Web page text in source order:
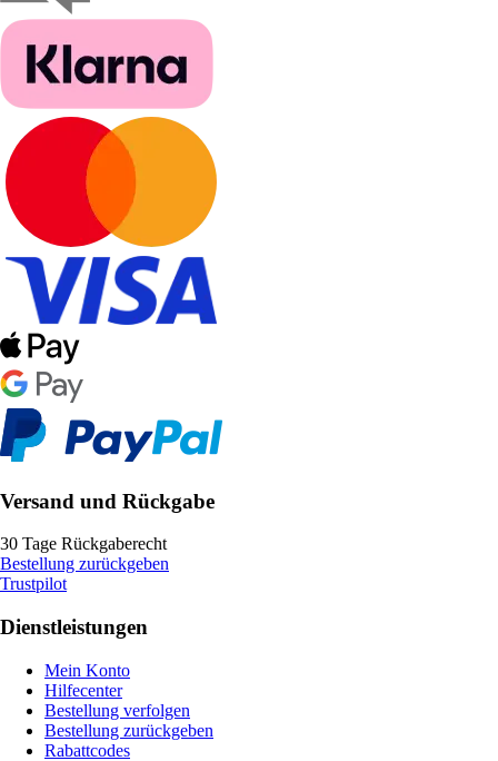
Versand und Rückgabe
30 Tage Rückgaberecht
Bestellung zurückgeben
Trustpilot
Dienstleistungen
Mein Konto
Hilfecenter
Bestellung verfolgen
Bestellung zurückgeben
Rabattcodes